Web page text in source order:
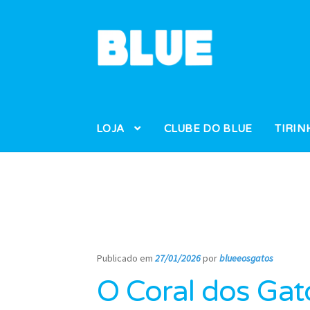
Pular
para
Pular
para
LOJA CLUBE DO BLUE
Publicado em27/01/2026porblueeosgatos
O Coral dos